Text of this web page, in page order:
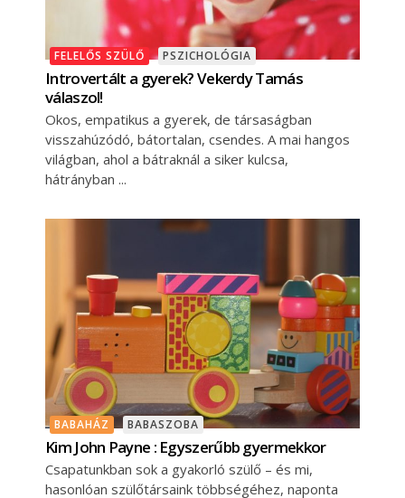
FELELŐS SZÜLŐ PSZICHOLÓGIA
Introvertált a gyerek? Vekerdy Tamás
válaszol!
Okos, empatikus a gyerek, de társaságban
visszahúzódó, bátortalan, csendes. A mai hangos
világban, ahol a bátraknál a siker kulcsa,
hátrányban
BABAHÁZ BABASZOBA
Kim John Payne : Egyszerűbb gyermekkor
Csapatunkban sok a gyakorló szülő – és mi,
hasonlóan szülőtársaink többségéhez, naponta